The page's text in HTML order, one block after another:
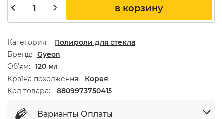
в корзину
Категория: Полироли для стекла.
Бренд
Gyeon
Об'єм
120 мл
Країна походження
Корея
Код товара:
8809973750415
Варианты Оплаты